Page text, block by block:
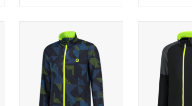
blauw/zwart/fluor-geel
TOEVOEGEN AAN WINKELWAGEN
TOEVOEGEN